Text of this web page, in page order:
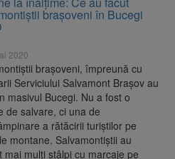
platforma
inițiativei de
Dan
analizează
și Horațiu Potra.
procesul
națională pentru
de Senat.
brașoveni în Bucegi
2020
brașoveni, împreună cu
Serviciului Salvamont Brașov au
masivul Bucegi. Nu a fost o
de salvare, ci una de
a rătăcirii turiștilor pe
montane. Salvamontiștii au
mai mulți stâlpi cu marcaje pe